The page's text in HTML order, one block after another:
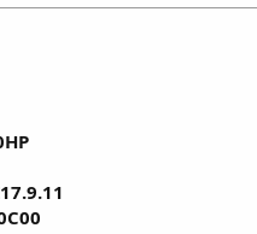
существенного
примерно